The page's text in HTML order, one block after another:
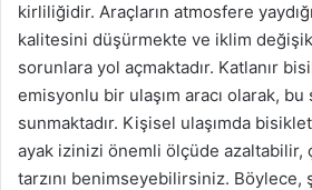
kirliliğidir. Araçların atmosfere
kalitesini düşürmekte ve iklim
sorunlara yol açmaktadır. Katlanır
emisyonlu bir ulaşım aracı olarak,
sunmaktadır. Kişisel ulaşımda
ayak izinizi önemli ölçüde azaltabilir,
tarzını benimseyebilirsiniz. Böylece,